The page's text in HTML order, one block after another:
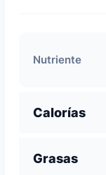
Nutriente
Calorías
Grasas